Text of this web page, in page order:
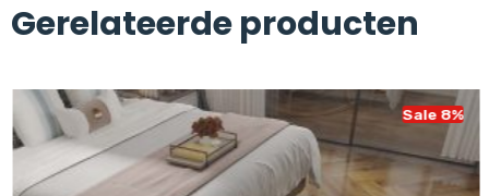
Gerelateerde producten
Sale 8%